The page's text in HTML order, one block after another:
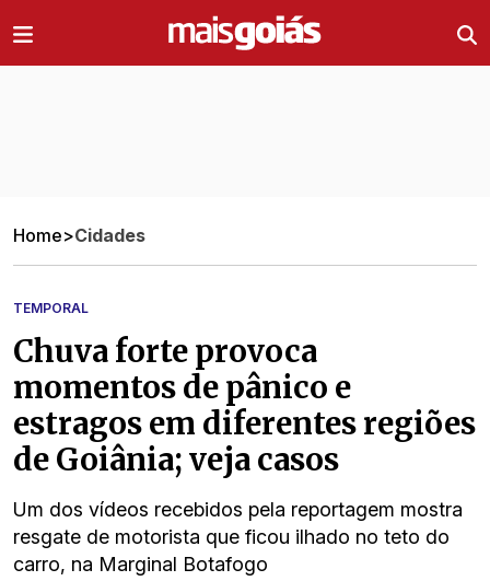
Home>Cidades
TEMPORAL
Chuva forte provoca
momentos de pânico e
estragos em diferentes regiões
de Goiânia; veja casos
Um dos vídeos recebidos pela reportagem mostra
resgate de motorista que ficou ilhado no teto do
carro, na Marginal Botafogo